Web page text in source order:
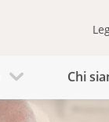
Chi